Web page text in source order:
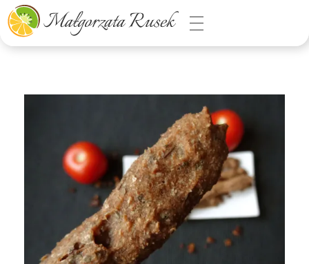
Małgorzata Rusek - dietetyk z pasją
Dietetyka kliniczna & Psychodietetyka